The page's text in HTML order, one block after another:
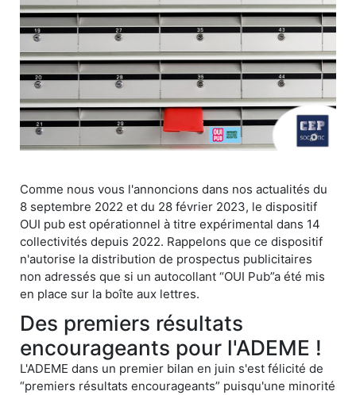
Comme nous vous l'annoncions dans nos actualités du
8 septembre 2022 et du 28 février 2023, le dispositif
OUI pub est opérationnel à titre expérimental dans 14
collectivités depuis 2022. Rappelons que ce dispositif
n'autorise la distribution de prospectus publicitaires
non adressés que si un autocollant “OUI Pub”a été mis
en place sur la boîte aux lettres.
Des premiers résultats
encourageants pour l'ADEME !
L'ADEME dans un premier bilan en juin s'est félicité de
“premiers résultats encourageants” puisqu'une minorité